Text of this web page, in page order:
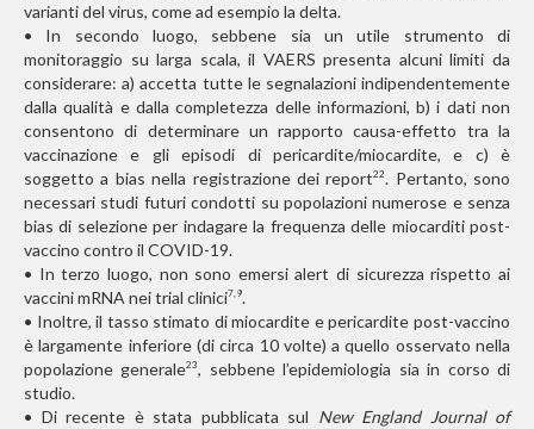
varianti del virus, come ad esempio la delta.
• In secondo luogo, sebbene sia un utile strumento di
monitoraggio su larga scala, il VAERS presenta alcuni limiti da
considerare: a) accetta tutte le segnalazioni indipendentemente
dalla qualità e dalla completezza delle informazioni, b) i dati non
consentono di determinare un rapporto causa-effetto tra la
vaccinazione e gli episodi di pericardite/miocardite, e c) è
soggetto a bias nella registrazione dei report22. Pertanto, sono
necessari studi futuri condotti su popolazioni numerose e senza
bias di selezione per indagare la frequenza delle miocarditi post-
vaccino contro il COVID-19.
• In terzo luogo, non sono emersi alert di sicurezza rispetto ai
vaccini mRNA nei trial clinici7,9.
• Inoltre, il tasso stimato di miocardite e pericardite post-vaccino
è largamente inferiore (di circa 10 volte) a quello osservato nella
popolazione generale23, sebbene l’epidemiologia sia in corso di
studio.
• Di recente è stata pubblicata sul New England Journal of